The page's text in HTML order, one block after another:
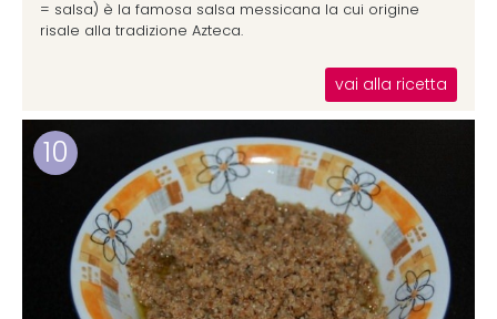
= salsa) è la famosa salsa messicana la cui origine
risale alla tradizione Azteca.
vai alla ricetta
10